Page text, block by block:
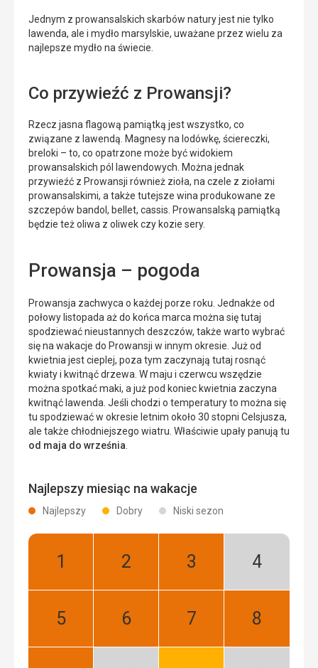
Jednym z prowansalskich skarbów natury jest nie tylko
lawenda, ale i mydło marsylskie, uważane przez wielu za
najlepsze mydło na świecie.
Co przywieźć z Prowansji?
Rzecz jasna flagową pamiątką jest wszystko, co
związane z lawendą. Magnesy na lodówkę, ściereczki,
breloki – to, co opatrzone może być widokiem
prowansalskich pól lawendowych. Można jednak
przywieźć z Prowansji również zioła, na czele z ziołami
prowansalskimi, a także tutejsze wina produkowane ze
szczepów bandol, bellet, cassis. Prowansalską pamiątką
będzie też oliwa z oliwek czy kozie sery.
Prowansja – pogoda
Prowansja zachwyca o każdej porze roku. Jednakże od
połowy listopada aż do końca marca można się tutaj
spodziewać nieustannych deszczów, także warto wybrać
się na wakacje do Prowansji w innym okresie. Już od
kwietnia jest cieplej, poza tym zaczynają tutaj rosnąć
kwiaty i kwitnąć drzewa. W maju i czerwcu wszędzie
można spotkać maki, a już pod koniec kwietnia zaczyna
kwitnąć lawenda. Jeśli chodzi o temperatury to można się
tu spodziewać w okresie letnim około 30 stopni Celsjusza,
ale także chłodniejszego wiatru. Właściwie upały panują tu
od maja do września
Najlepszy miesiąc na wakacje
Najlepszy Dobry Niski sezon
Styczeń:
Luty:
Marzec:
Kwiecień:
Maj:
Czerwiec:
Lipiec:
Sierpień: